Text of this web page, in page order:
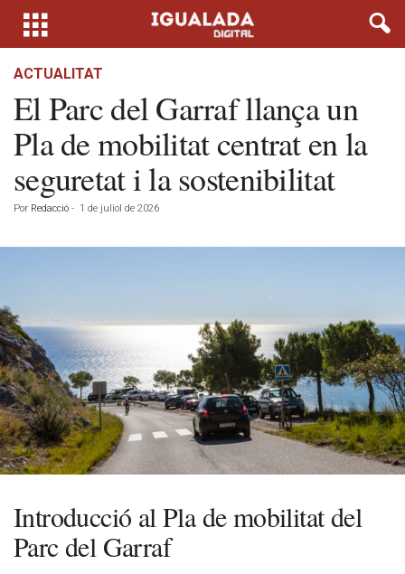
ACTUALITAT
El Parc del Garraf llança un
Pla de mobilitat centrat en la
seguretat i la sostenibilitat
Por Redacció - 1 de juliol de 2026
Introducció al Pla de mobilitat del
Parc del Garraf